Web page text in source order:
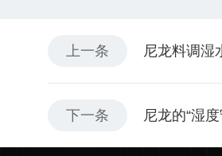
上一条 尼龙料调湿
下一条 尼龙的“湿